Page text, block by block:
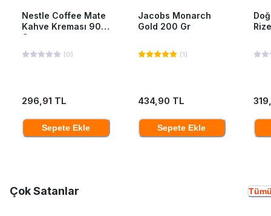
Nestle Coffee Mate
Kahve Kreması 900
Gr
(0)
296,91 TL
Sepete Ekle
Jacobs Monarch
Gold 200 Gr
(1)
434,90 TL
Sepete Ekle
Çok Satanlar